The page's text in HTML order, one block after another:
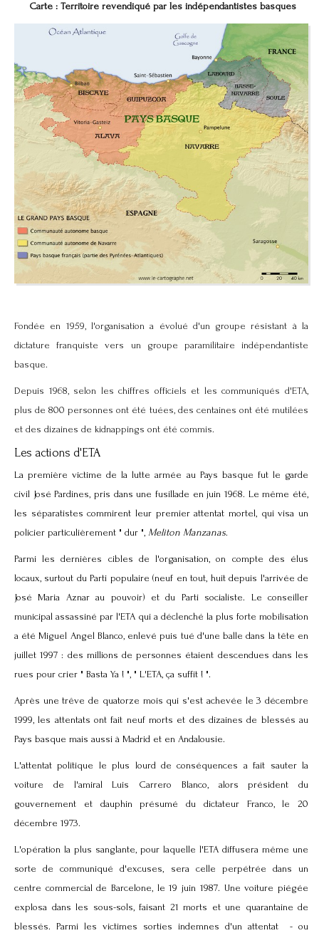
Carte : Territoire revendiqué par les indépendantistes basques
Fondée en 1959, l'organisation a évolué d'un groupe résistant à la
dictature franquiste vers un groupe paramilitaire indépendantiste
basque.
Depuis 1968, selon les chiffres officiels et les communiqués d'ETA,
plus de 800 personnes ont été tuées, des centaines ont été mutilées
et des dizaines de kidnappings ont été commis.
Les actions d'ETA
La première victime de la lutte armée au Pays basque fut le garde
civil José Pardines, pris dans une fusillade en juin 1968. Le même été,
les séparatistes commirent leur premier attentat mortel, qui visa un
policier particulièrement " dur ", Meliton Manzanas.
Parmi les dernières cibles de l'organisation, on compte des élus
locaux, surtout du Parti populaire (neuf en tout, huit depuis l'arrivée de
José Maria Aznar au pouvoir) et du Parti socialiste. Le conseiller
municipal assassiné par l'ETA qui a déclenché la plus forte mobilisation
a été Miguel Angel Blanco, enlevé puis tué d'une balle dans la tête en
juillet 1997 : des millions de personnes étaient descendues dans les
rues pour crier " Basta Ya ! ", " L'ETA, ça suffit ! ".
Après une trêve de quatorze mois qui s'est achevée le 3 décembre
1999, les attentats ont fait neuf morts et des dizaines de blessés au
Pays basque mais aussi à Madrid et en Andalousie.
L'attentat politique le plus lourd de conséquences a fait sauter la
voiture de l'amiral Luis Carrero Blanco, alors président du
gouvernement et dauphin présumé du dictateur Franco, le 20
décembre 1973.
L'opération la plus sanglante, pour laquelle l'ETA diffusera même une
sorte de communiqué d'excuses, sera celle perpétrée dans un
centre commercial de Barcelone, le 19 juin 1987. Une voiture piégée
explosa dans les sous-sols, faisant 21 morts et une quarantaine de
blessés. Parmi les victimes sorties indemnes d'un attentat - ou